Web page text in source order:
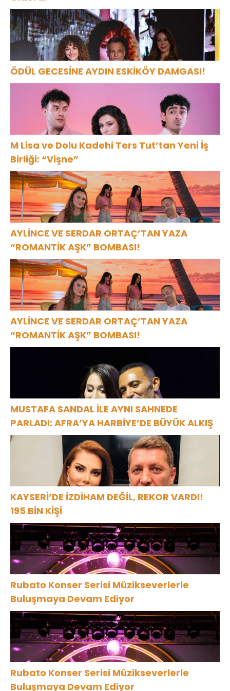
ÖDÜL GECESİNE AYDIN ESKİKÖY DAMGASI!
M Lisa ve Dolu Kadehi Ters Tut’tan Yeni İş
Birliği: “Vişne”
AYLİNCE VE SERDAR ORTAÇ’TAN YAZA
“ROMANTİK AŞK” BOMBASI!
AYLİNCE VE SERDAR ORTAÇ’TAN YAZA
“ROMANTİK AŞK” BOMBASI!
MUSTAFA SANDAL İLE AYNI SAHNEDE
PARLADI: AFRA’YA HARBİYE’DE BÜYÜK ALKIŞ
KAYSERİ’DE İZDİHAM DEĞİL, REKOR VARDI!
195 BİN KİŞİ
Rubato Konser Serisi Müzikseverlerle
Buluşmaya Devam Ediyor
Rubato Konser Serisi Müzikseverlerle
Buluşmaya Devam Ediyor